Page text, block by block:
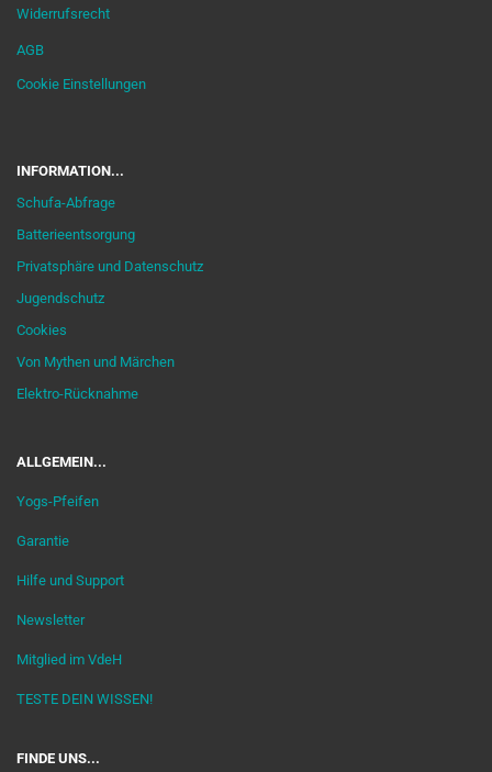
Widerrufsrecht
AGB
Cookie Einstellungen
INFORMATION...
Schufa-Abfrage
Batterieentsorgung
Privatsphäre und Datenschutz
Jugendschutz
Cookies
Von Mythen und Märchen
Elektro-Rücknahme
ALLGEMEIN...
Yogs-Pfeifen
Garantie
Hilfe und Support
Newsletter
Mitglied im VdeH
TESTE DEIN WISSEN!
FINDE UNS...